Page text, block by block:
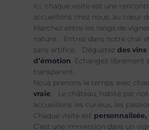
Ici, chaque visite est une
accueillons chez nous, au cœur
Marchez entre les rangs de
nature. Entrez dans notre chai
sans artifice. Dégustezdes vins
d’émotion. Échangez librement
transparent.
Nous prenons le temps avec
vraie. Le château, habité par
accueillons les curieux, les
Chaque visite est
C’est une immersion dans un